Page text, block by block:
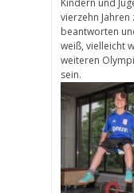
vierzehn
beantworten
weiß, vielleicht
weiteren
sein.